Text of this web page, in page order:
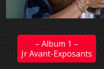
– Album 1 –
Jr Avant-Exposants